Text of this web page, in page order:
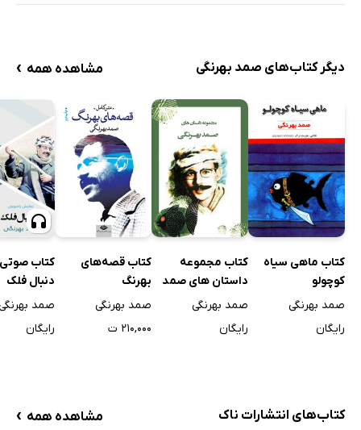
دیگر کتاب‌های صمد بهرنگی مشاهده همه ›
کتاب ماهی سیاه
کوچولو
صمد بهرنگی
رایگان
کتاب مجموعه
داستان های صمد
بهرنگی
صمد بهرنگی
رایگان
کتاب قصه‌های
بهرنگ
صمد بهرنگی
۲۱۰,۰۰۰ ت
کتاب
دنبال فلک
صمد
رایگان
کتاب‌های انتشارات ناک مشاهده همه ›